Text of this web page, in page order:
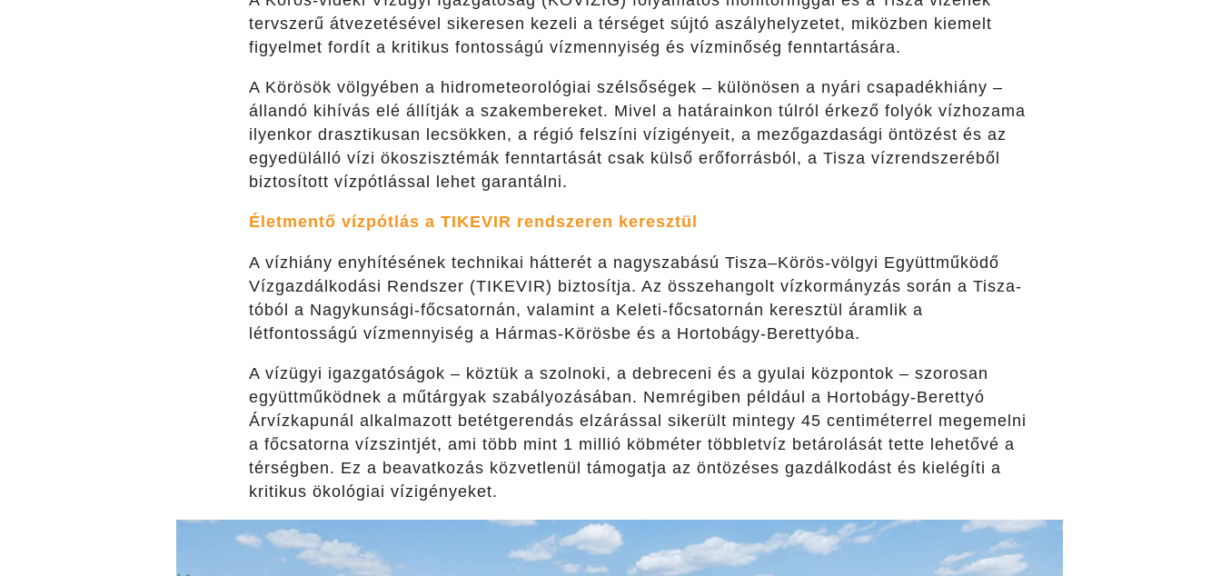
tervszerű átvezetésével sikeresen kezeli a térséget sújtó aszályhelyzetet, miközben kiemelt
figyelmet fordít a kritikus fontosságú vízmennyiség és vízminőség fenntartására.
A Körösök völgyében a hidrometeorológiai szélsőségek – különösen a nyári csapadékhiány –
állandó kihívás elé állítják a szakembereket. Mivel a határainkon túlról érkező folyók vízhozama
ilyenkor drasztikusan lecsökken, a régió felszíni vízigényeit, a mezőgazdasági öntözést és az
egyedülálló vízi ökoszisztémák fenntartását csak külső erőforrásból, a Tisza vízrendszeréből
biztosított vízpótlással lehet garantálni.
Életmentő vízpótlás a TIKEVIR rendszeren keresztül
A vízhiány enyhítésének technikai hátterét a nagyszabású Tisza–Körös-völgyi Együttműködő
Vízgazdálkodási Rendszer (TIKEVIR) biztosítja. Az összehangolt vízkormányzás során a Tisza-
tóból a Nagykunsági-főcsatornán, valamint a Keleti-főcsatornán keresztül áramlik a
létfontosságú vízmennyiség a Hármas-Körösbe és a Hortobágy-Berettyóba.
A vízügyi igazgatóságok – köztük a szolnoki, a debreceni és a gyulai központok – szorosan
együttműködnek a műtárgyak szabályozásában. Nemrégiben például a Hortobágy-Berettyó
Árvízkapunál alkalmazott betétgerendás elzárással sikerült mintegy 45 centiméterrel megemelni
a főcsatorna vízszintjét, ami több mint 1 millió köbméter többletvíz betárolását tette lehetővé a
térségben. Ez a beavatkozás közvetlenül támogatja az öntözéses gazdálkodást és kielégíti a
kritikus ökológiai vízigényeket.